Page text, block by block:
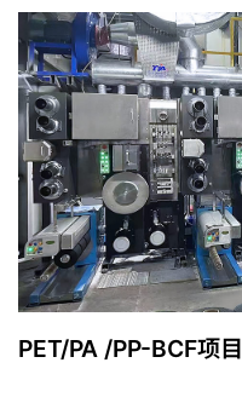
PET/PA /PP-BCF项目